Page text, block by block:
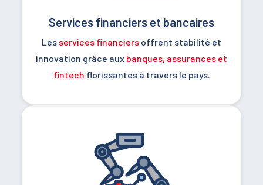
Services financiers et bancaires
Les services financiers offrent stabilité et
innovation grâce aux banques, assurances et
fintech florissantes à travers le pays.